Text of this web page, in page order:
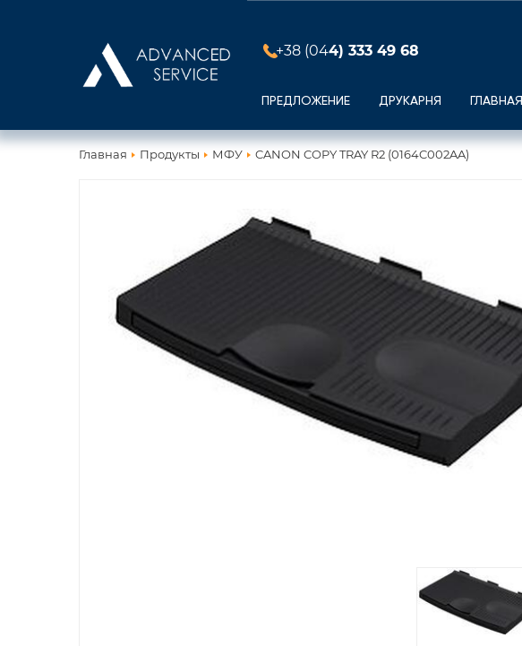
+38 (044) 333 49 68
ПРЕДЛОЖЕНИЕ ДРУКАРНЯ ГЛАВНАЯ
Главная Продукты МФУ CANON COPY TRAY R2 (0164C002AA)